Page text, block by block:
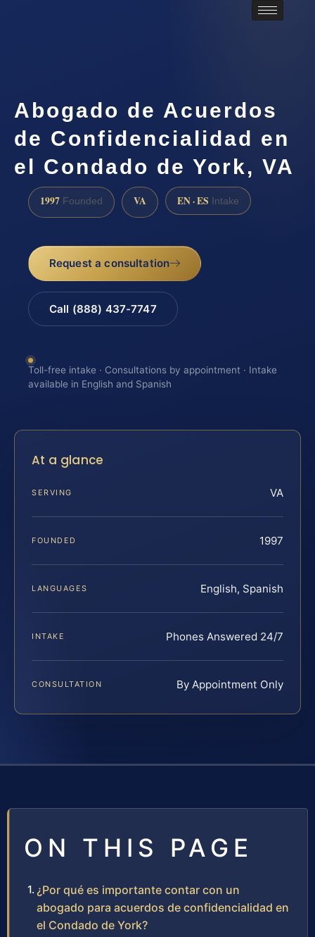
Abogado de Acuerdos
de Confidencialidad en
el Condado de York, VA
1997 Founded VA EN · ES Intake
Request a consultation
Call (888) 437-7747
Toll-free intake · Consultations by appointment · Intake
available in English and Spanish
At a glance
SERVING VA
FOUNDED 1997
LANGUAGES English, Spanish
INTAKE Phones Answered 24/7
CONSULTATION By Appointment Only
ON THIS PAGE
¿Por qué es importante contar con un
abogado para acuerdos de confidencialidad en
el Condado de York?